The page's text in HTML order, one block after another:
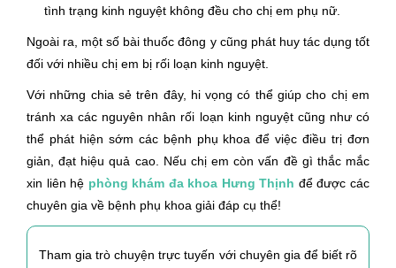
tình trạng kinh nguyệt không đều cho chị em phụ nữ.
Ngoài ra, một số bài thuốc đông y cũng phát huy tác dụng tốt
đối với nhiều chị em bị rối loạn kinh nguyệt.
Với những chia sẻ trên đây, hi vọng có thể giúp cho chị em
tránh xa các nguyên nhân rối loạn kinh nguyệt cũng như có
thể phát hiện sớm các bệnh phụ khoa để việc điều trị đơn
giản, đạt hiệu quả cao. Nếu chị em còn vấn đề gì thắc mắc
xin liên hệ phòng khám đa khoa Hưng Thịnh để được các
chuyên gia về bệnh phụ khoa giải đáp cụ thể!
Tham gia trò chuyện trực tuyến với chuyên gia để biết rõ